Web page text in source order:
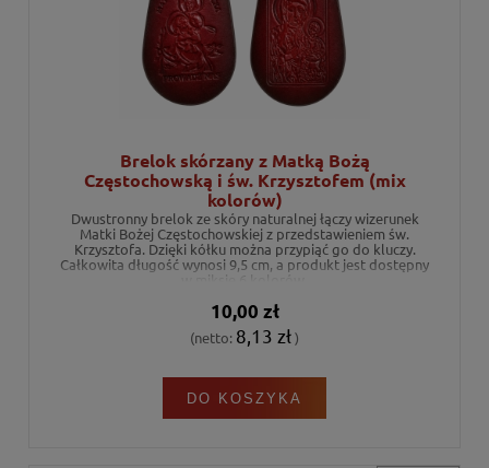
Brelok skórzany z Matką Bożą
Częstochowską i św. Krzysztofem (mix
kolorów)
Dwustronny brelok ze skóry naturalnej łączy wizerunek
Matki Bożej Częstochowskiej z przedstawieniem św.
Krzysztofa. Dzięki kółku można przypiąć go do kluczy.
Całkowita długość wynosi 9,5 cm, a produkt jest dostępny
w miksie 6 kolorów.
10,00 zł
(netto: 8,13 zł)
DO KOSZYKA